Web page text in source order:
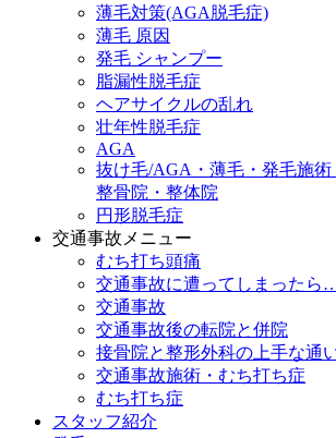
薄毛対策(AGA脱毛症)
薄毛 原因
発毛 シャンプー
脂漏性脱毛症
ヘアサイクルの乱れ
壮年性脱毛症
AGA
抜け毛/AGA・薄毛・発毛施術
整骨院・整体院
円形脱毛症
交通事故メニュー
むち打ち頭痛
交通事故に遭ってしまったら
交通事故
交通事故後の転院と併院
接骨院と整形外科の上手な通
交通事故施術・むち打ち症
むち打ち症
スタッフ紹介